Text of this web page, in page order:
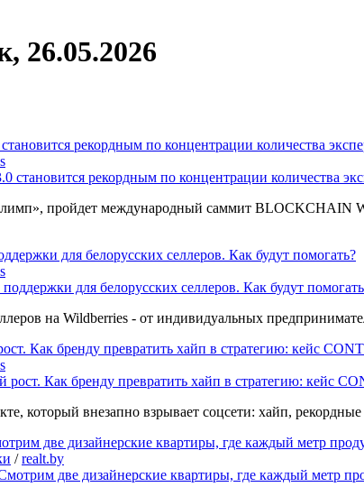
26.05.2026
рекордным по концентрации количества
пройдет международный саммит BLOCKCHAIN
для белорусских селлеров. Как будут помогать?
на Wildberries - от индивидуальных
Как бренду превратить хайп в стратегию: кейс
который внезапно взрывает соцсети: хайп,
две дизайнерские квартиры, где каждый метр
/realt.by